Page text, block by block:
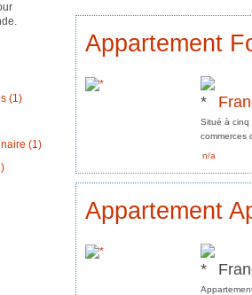
(1)
(1)
Appartement
Situé à cinq
commerces
n/a
Appartement